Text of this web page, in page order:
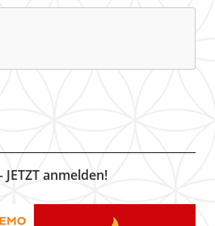
JETZT anmelden!